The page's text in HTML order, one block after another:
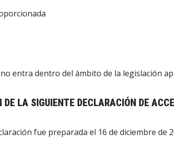
entra dentro del ámbito de la legislación
DE LA SIGUIENTE DECLARACIÓN DE
fue preparada el 16 de diciembre de